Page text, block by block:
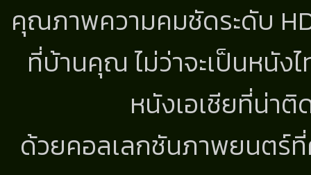
คุณภาพความคมชัดระดับ
ที่บ้านคุณ ไม่ว่าจะเป็นหนั
หนังเอเชียที่น่า
ด้วยคอลเลกชันภาพยนตร์